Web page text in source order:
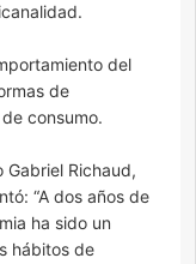
del
de
consumo.
Richaud,
“A dos años de
ha sido un
hábitos de